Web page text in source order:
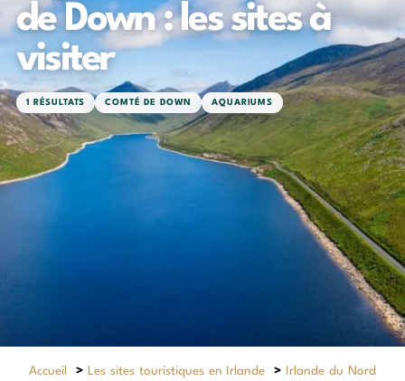
de Down : les sites à
visiter
1 RÉSULTATS COMTÉ DE DOWN AQUARIUMS
Accueil > Les sites touristiques en Irlande >
Irlande du Nord